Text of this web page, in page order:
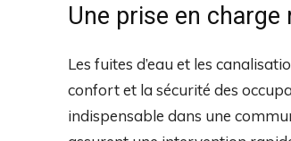
Une prise en
Les fuites d’eau et les
confort et la sécurité des
indispensable dans une